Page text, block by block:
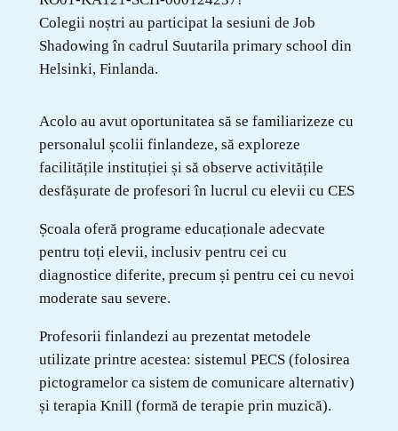
Colegii noștri au participat la sesiuni de Job
Shadowing în cadrul Suutarila primary school din
Helsinki, Finlanda.
Acolo au avut oportunitatea să se familiarizeze cu
personalul școlii finlandeze, să exploreze
facilitățile instituției și să observe activitățile
desfășurate de profesori în lucrul cu elevii cu CES
Școala oferă programe educaționale adecvate
pentru toți elevii, inclusiv pentru cei cu
diagnostice diferite, precum și pentru cei cu nevoi
moderate sau severe.
Profesorii finlandezi au prezentat metodele
utilizate printre acestea: sistemul PECS (folosirea
pictogramelor ca sistem de comunicare alternativ)
și terapia Knill (formă de terapie prin muzică).